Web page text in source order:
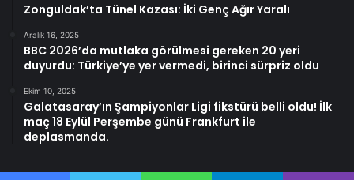
Zonguldak’ta Tünel Kazası: İki Genç Ağır Yaralı
Aralık 16, 2025
BBC 2026’da mutlaka görülmesi gereken 20 yeri
duyurdu: Türkiye’ye yer vermedi, birinci sürpriz oldu
Ekim 10, 2025
Galatasaray’ın Şampiyonlar Ligi fikstürü belli oldu! İlk
maç 18 Eylül Perşembe günü Frankfurt ile
deplasmanda.